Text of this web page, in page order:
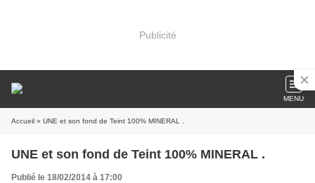
Publicité
MENU
Accueil » UNE et son fond de Teint 100% MINERAL .
UNE et son fond de Teint 100% MINERAL .
Publié le 18/02/2014 à 17:00